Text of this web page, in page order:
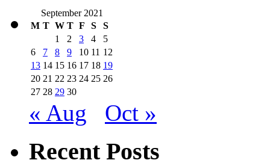
September 2021
M T W T F S
S
1
2 3 4
5
6
7 8 9 10 11 12
13 14 15 16 17 18 19
20 21 22 23 24 25 26
27 28 29 30
« Aug Oct »
Recent Posts